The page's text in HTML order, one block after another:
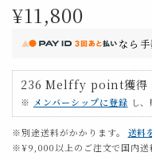
¥11,800
なら
236 Melffy point獲得
※ メンバーシップに登録 し
※別途送料がかかります。
送料
※¥9,000以上のご注文で国内送